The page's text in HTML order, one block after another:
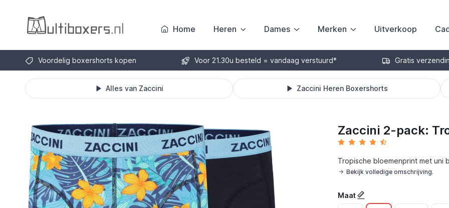
Home Heren Dames Merken Uitverkoop
Voordelig boxershorts kopen Voor 21.30u besteld = vandaag verstuurd* Gratis
Alles van Zaccini Zaccini Heren Boxershorts
Zaccini 2-pack:
Tropische bloemenprint met uni
Bekijk volledige omschrijving.
Maat